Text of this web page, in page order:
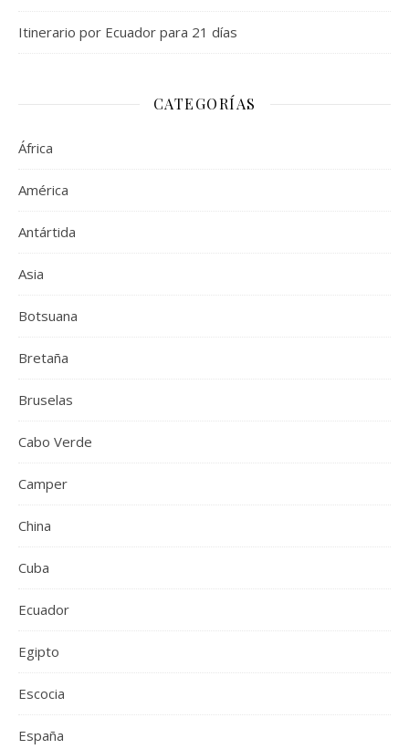
Itinerario por Ecuador para 21 días
CATEGORÍAS
África
América
Antártida
Asia
Botsuana
Bretaña
Bruselas
Cabo Verde
Camper
China
Cuba
Ecuador
Egipto
Escocia
España